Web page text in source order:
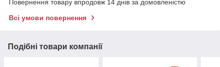
Повернення товару впродовж 14 днів за домовленістю
Всі умови повернення
Подібні товари компанії